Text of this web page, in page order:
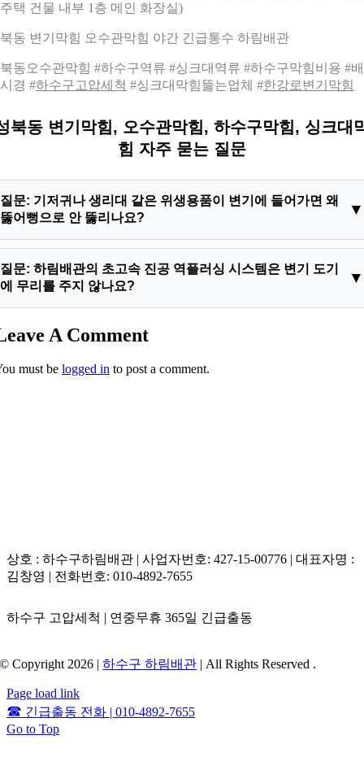
택 건물 내부 1층 메인 화장실)
동 변기막힘 오수관막힘 야간 긴급통수 하림배관
동오수관막힘 #하수구역류 #싱크대역류 #하수구막힘비용 #
경 #하수구고압세척 #싱크대막힘뚫는업체 #한강로변기막힘
북동 변기막힘, 오수관막힘, 하수구막힘, 싱크대
힘 자주 묻는 질문
질문: 기저귀나 생리대 같은 위생용품이 변기에 들어가면 왜
뚫어뻥으로 안 뚫리나요?
▼
답변: 일반 오물과 달리 위생용품 내부에는 다량의 물을 결합하
는 고분자 흡수체 수지가 들어있습니다. 물을 만나는 순간 원래
오히려 더 깊숙이 끼어 성북동 변기막힘 상태를 악화시킵니다.
질문: 하림배관의 초고속 진공 역플러싱 시스템은 변기 도기
에 무리를 주지 않나요?
▼
답변: 역플러싱 시스템은 변기 구조에 맞춰 특수 제작된 연질 고
나 물리적 충격을 전혀 주지 않고 순수하게 내부 공기압만 제어
A Comment
must be logged in to post a comment.
상호 : 하수구하림배관 | 사업자번호: 427-15-00776 | 대표자명 :
김창영 | 전화번호: 010-4892-7655
하수구 고압세척 | 연중무휴 365일 긴급출동
© Copyright 2026 |하수구 하림배관 | All Rights Reserved .
Page load link
☎ 긴급출동 전화 | 010-4892-7655
Go to Top